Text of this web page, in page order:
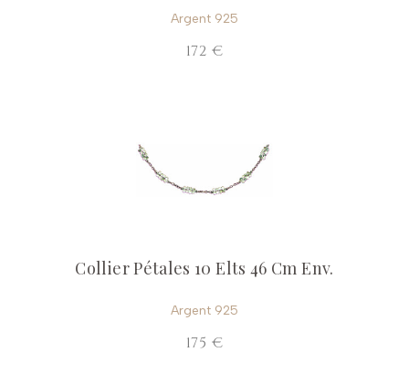
Argent 925
172 €
Collier Pétales 10 Elts 46 Cm Env.
Argent 925
175 €